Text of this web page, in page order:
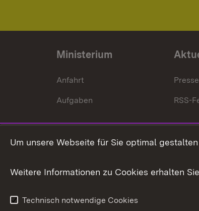
Ministerium
Anfahrt
Aufgaben RSS-
Um unsere Webseite für Sie optimal
Weitere Informationen zu Cookies erhalten
Technisch notwendige Cookies